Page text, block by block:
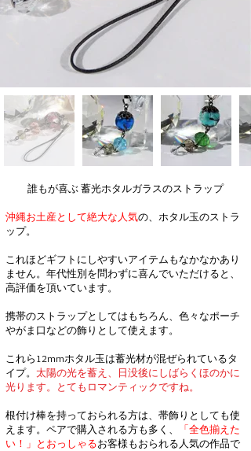
誰もが喜ぶ 蓄光ホタルガラスのストラップ
沖縄お土産として絶大な人気の 、ホタル玉のストラ
ップ。
これほどギフトにしやすいアイテムもなかなかあり
ません。年代性別を問わずに喜んでいただけると、
高評価を頂いています。
携帯のストラップとしてはもちろん、色々なポーチ
やがま口などの飾りとして使えます。
これら12mmホタル玉は蓄光材が混ぜられているタ
イプ。 太陽の光を蓄え、日没後にしばらくほのかに
光ります。
とてもロマンティックですね。
根付け棒を持っておられる方は、帯飾りとしても使
えます。ペアで購入される方も多く、
「全色揃えた
い！」とおっしゃるお客様もおられる人気の作品で